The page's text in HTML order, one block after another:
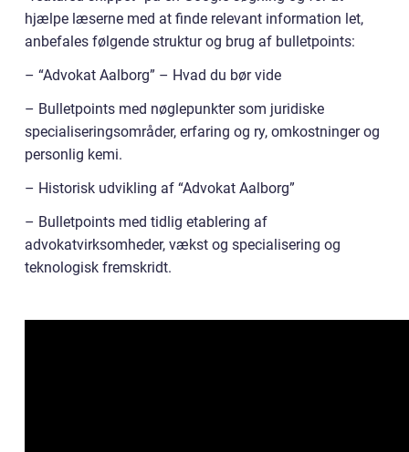
hjælpe læserne med at finde relevant information let,
anbefales følgende struktur og brug af bulletpoints:
– “Advokat Aalborg” – Hvad du bør vide
– Bulletpoints med nøglepunkter som juridiske
specialiseringsområder, erfaring og ry, omkostninger og
personlig kemi.
– Historisk udvikling af “Advokat Aalborg”
– Bulletpoints med tidlig etablering af
advokatvirksomheder, vækst og specialisering og
teknologisk fremskridt.